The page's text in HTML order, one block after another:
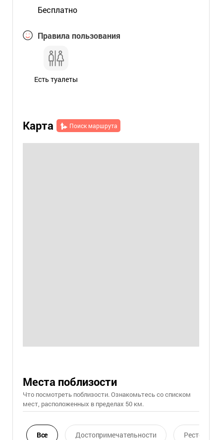
Бесплатно
Правила пользования
Есть туалеты
Карта Поиск маршрута
Места поблизости
Что посмотреть поблизости. Ознакомьтесь со списком
мест, расположенных в пределах 50 км.
Все Достопримечательности Ресторан